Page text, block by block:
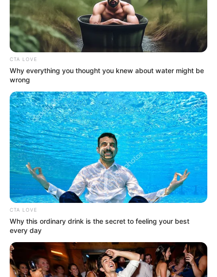
ΔΗΜΟΦΙΛΗ ΑΡΘΡΑ
ΛΙΓΑ ΛΟΓΙΑ ΓΙΑ ΜΕΝΑ
Πέμπτη, 22 Οκτωβρίου 2020, 20:06
ΓΕΙΑ ΣΑΣ….ΚΑΛΩΣ ΗΛΘΑΤΕ ΣΤΗΝ ΙΣΤΟΣΕΛΙΔΑ...
CTA LOVE
Why everything you thought you knew about water might be
wrong
CTA LOVE
Why this ordinary drink is the secret to feeling your best
every day